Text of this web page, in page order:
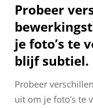
Probeer
je foto’s te
blijf subtiel.
Probeer
uit om je foto’s te